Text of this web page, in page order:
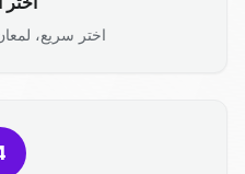
اختر سريع،